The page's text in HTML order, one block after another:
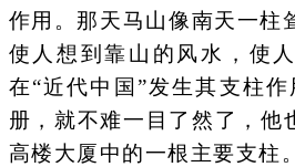
作用。那天马山像南天一柱
使人想到靠山的风水，使
在“近代中国”发生其支柱
册，就不难一目了然了，他
高楼大厦中的一根主要支柱。